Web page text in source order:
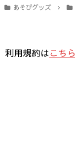
あそびグッズ
利用規約はこちら